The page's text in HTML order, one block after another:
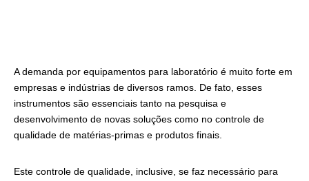
A demanda por equipamentos para laboratório é muito forte em
empresas e indústrias de diversos ramos. De fato, esses
instrumentos são essenciais tanto na pesquisa e
desenvolvimento de novas soluções como no controle de
qualidade de matérias-primas e produtos finais.
Este controle de qualidade, inclusive, se faz necessário para